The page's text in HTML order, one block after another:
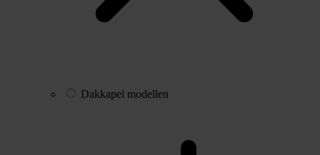
Dakkapel modellen